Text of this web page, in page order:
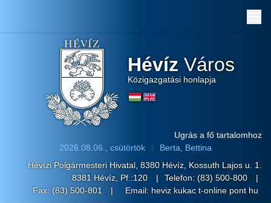
Hévíz Város
Közigazgatási honlapja
Ugrás a fő tartalomhoz
2026.08.06., csütörtök
Berta, Bettina
Hévízi Polgármesteri Hivatal, 8380 Hévíz, Kossuth Lajos u. 1.
8381 Hévíz, Pf.:120
Telefon: (83) 500-800
Fax: (83) 500-801
Email: heviz kukac t-online pont hu